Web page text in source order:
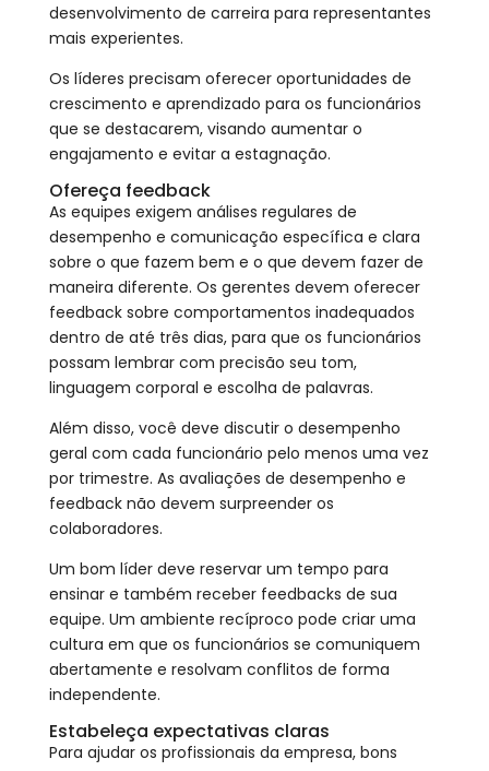
desenvolvimento de carreira para representantes
mais experientes.
Os líderes precisam oferecer oportunidades de
crescimento e aprendizado para os funcionários
que se destacarem, visando aumentar o
engajamento e evitar a estagnação.
Ofereça feedback
As equipes exigem análises regulares de
desempenho e comunicação específica e clara
sobre o que fazem bem e o que devem fazer de
maneira diferente. Os gerentes devem oferecer
feedback sobre comportamentos inadequados
dentro de até três dias, para que os funcionários
possam lembrar com precisão seu tom,
linguagem corporal e escolha de palavras.
Além disso, você deve discutir o desempenho
geral com cada funcionário pelo menos uma vez
por trimestre. As avaliações de desempenho e
feedback não devem surpreender os
colaboradores.
Um bom líder deve reservar um tempo para
ensinar e também receber feedbacks de sua
equipe. Um ambiente recíproco pode criar uma
cultura em que os funcionários se comuniquem
abertamente e resolvam conflitos de forma
independente.
Estabeleça expectativas claras
Para ajudar os profissionais da empresa, bons